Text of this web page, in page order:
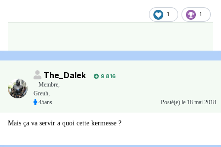
1 1
The_Dalek
9 816
Membre,
Greuh,
45ans
Posté(e) le 18 mai 2018
Mais ça va servir a quoi cette kermesse ?